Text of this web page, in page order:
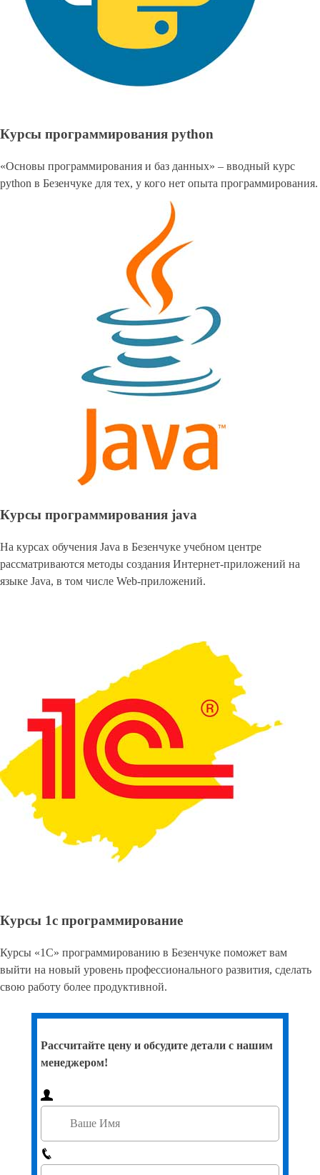
Курсы программирования python
«Основы программирования и баз данных» – вводный курс
python в Безенчуке для тех, у кого нет опыта программирования.
Курсы программирования java
На курсах обучения Java в Безенчуке учебном центре
рассматриваются методы создания Интернет-приложений на
языке Java, в том числе Web-приложений.
Курсы 1с программирование
Курсы «1С» программированию в Безенчуке поможет вам
выйти на новый уровень профессионального развития, сделать
свою работу более продуктивной.
Рассчитайте цену и обсудите детали с нашим
менеджером!